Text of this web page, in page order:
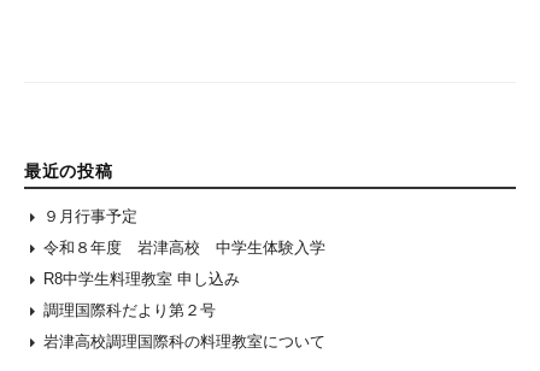
最近の投稿
９月行事予定
令和８年度 岩津高校 中学生体験入学
R8中学生料理教室 申し込み
調理国際科だより第２号
岩津高校調理国際科の料理教室について